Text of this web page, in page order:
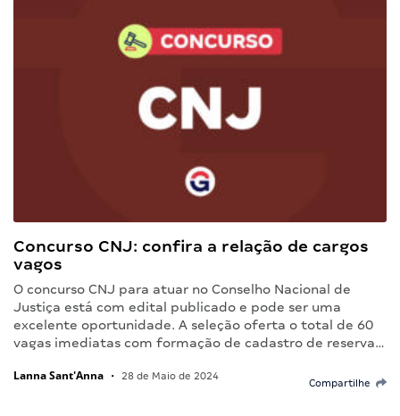
Concurso CNJ: confira a relação de cargos
vagos
O concurso CNJ para atuar no Conselho Nacional de
Justiça está com edital publicado e pode ser uma
excelente oportunidade. A seleção oferta o total de 60
vagas imediatas com formação de cadastro de reserva…
Lanna Sant'Anna • 28 de Maio de 2024
Compartilhe